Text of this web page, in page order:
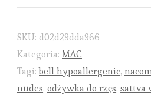
SKU: d02d29dda966
Kategoria: MAC
Tagi:bell hypoallergenic,
nudes, odżywka do rzęs, sattva